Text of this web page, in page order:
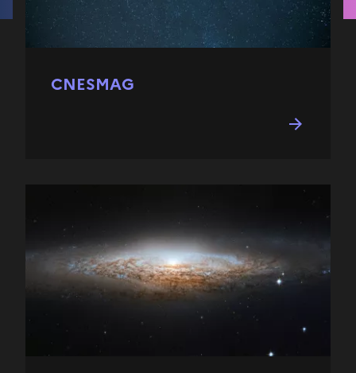
CNESMAG